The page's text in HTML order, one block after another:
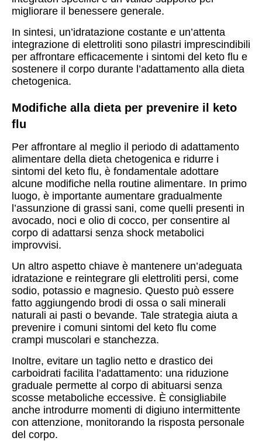
migliorare il benessere generale.
In sintesi, un’idratazione costante e un’attenta
integrazione di elettroliti sono pilastri imprescindibili
per affrontare efficacemente i sintomi del keto flu e
sostenere il corpo durante l’adattamento alla dieta
chetogenica.
Modifiche alla dieta per prevenire il keto
flu
Per affrontare al meglio il periodo di adattamento
alimentare della dieta chetogenica e ridurre i
sintomi del keto flu, è fondamentale adottare
alcune modifiche nella routine alimentare. In primo
luogo, è importante aumentare gradualmente
l’assunzione di grassi sani, come quelli presenti in
avocado, noci e olio di cocco, per consentire al
corpo di adattarsi senza shock metabolici
improvvisi.
Un altro aspetto chiave è mantenere un’adeguata
idratazione e reintegrare gli elettroliti persi, come
sodio, potassio e magnesio. Questo può essere
fatto aggiungendo brodi di ossa o sali minerali
naturali ai pasti o bevande. Tale strategia aiuta a
prevenire i comuni sintomi del keto flu come
crampi muscolari e stanchezza.
Inoltre, evitare un taglio netto e drastico dei
carboidrati facilita l’adattamento: una riduzione
graduale permette al corpo di abituarsi senza
scosse metaboliche eccessive. È consigliabile
anche introdurre momenti di digiuno intermittente
con attenzione, monitorando la risposta personale
del corpo.